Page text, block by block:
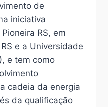
de
iniciativa
RS, em
e a Universidade
e tem como
cadeia da energia
da qualificação